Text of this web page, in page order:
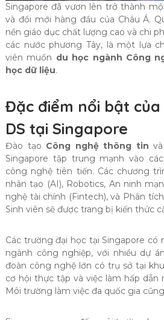
Singapore đã vươn lên trở thành
và đổi mới hàng đầu của Châu Á.
nền giáo dục chất lượng cao và chi
các nước phương Tây, là một lựa
viên muốn du học ngành Công
học dữ liệu.
Đặc điểm nổi bật
DS tại Singapore
Đào tạo Công nghệ thông tin và
Singapore tập trung mạnh vào
công nghệ tiên tiến. Các chương
nhân tạo (AI), Robotics, An ninh
nghệ tài chính (Fintech), và Phân
Sinh viên sẽ được trang bị kiến thức
Các trường đại học tại Singapore có
ngành công nghiệp, với nhiều dự
đoàn công nghệ lớn có trụ sở tại
cơ hội thực tập và việc làm hấp dẫn
Môi trường làm việc đa quốc gia